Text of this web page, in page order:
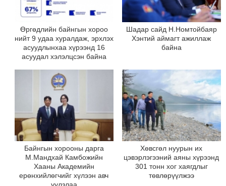
Өргөдлийн байнгын хороо
нийт 9 удаа хуралдаж, эрхлэх
асуудлынхаа хүрээнд 16
асуудал хэлэлцсэн байна
Шадар сайд Н.Номтойбаяр
Хэнтий аймагт ажиллаж
байна
Байнгын хорооны дарга
М.Мандхай Камбожийн
Хааны Академийн
ерөнхийлөгчийг хүлээн авч
уулзлаа
Хөвсгөл нуурын их
цэвэрлэгээний аяны хүрээнд
301 тонн хог хаягдлыг
төвлөрүүлжээ